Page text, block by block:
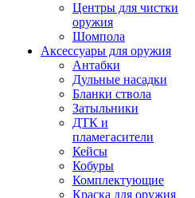
Центры для чистки
оружия
Шомпола
Аксессуары для оружия
Антабки
Дульные насадки
Бланки ствола
Затыльники
ДТК и
пламегасители
Кейсы
Кобуры
Комплектующие
Краска для оружия